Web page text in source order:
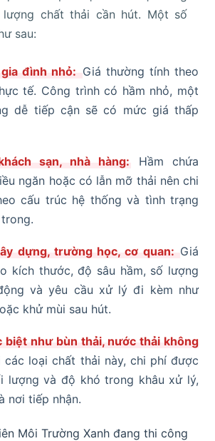
chất thải cần hút. Một số
sau:
đình nhỏ: Giá thường tính theo
tế. Công trình có hầm nhỏ, một
dễ tiếp cận sẽ có mức giá thấp
sạn, nhà hàng:
Hầm chứa
ngăn hoặc có lẫn mỡ thải nên chi
cấu trúc hệ thống và tình trạng
dựng, trường học, cơ quan: Giá
kích thước, độ sâu hầm, số lượng
và yêu cầu xử lý đi kèm như
khử mùi sau hút.
biệt như bùn thải, nước thải không
các loại chất thải này, chi phí được
lượng và độ khó trong khâu xử lý,
nơi tiếp nhận.
Môi Trường Xanh đang thi công